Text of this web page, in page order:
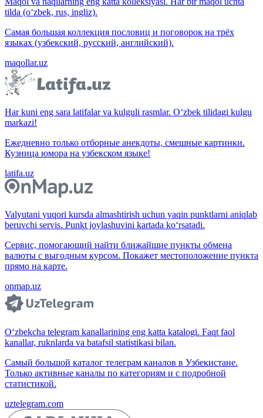
tilda (o‘zbek, rus, ingliz).
Самая большая коллекция пословиц и поговорок на трёх
языках (узбекский, русский, английский).
maqollar.uz
Har kuni eng sara latifalar va kulguli rasmlar. O‘zbek tilidagi kulgu
markazi!
Ежедневно только отборные анекдоты, смешные картинки.
Кузница юмора на узбекском языке!
latifa.uz
Valyutani yuqori kursda almashtirish uchun yaqin punktlarni aniqlab
beruvchi servis. Punkt joylashuvini kartada ko‘rsatadi.
Сервис, помогающий найти ближайшие пункты обмена
валюты с выгодным курсом. Покажет местоположение пункта
прямо на карте.
onmap.uz
O‘zbekcha telegram kanallarining eng katta katalogi. Faqt faol
kanallar, ruknlarda va batafsil statistikasi bilan.
Самый большой каталог телеграм каналов в Узбекистане.
Только активные каналы по категориям и с подробной
статистикой.
uztelegram.com